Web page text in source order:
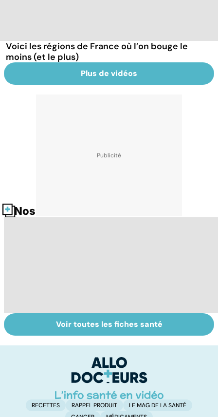
Voici les régions de France où l’on bouge le
moins (et le plus)
Plus de vidéos
Nos fiches santé
Tout savoir sur
les infections
Inflammation des
amygdales : que
d'angine ?
Voir toutes les fiches santé
RECETTES RAPPEL PRODUIT
LE MAG DE LA SANTÉ